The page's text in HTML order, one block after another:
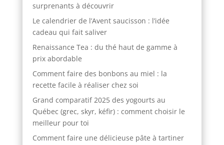
surprenants à découvrir
Le calendrier de l’Avent saucisson : l’idée
cadeau qui fait saliver
Renaissance Tea : du thé haut de gamme à
prix abordable
Comment faire des bonbons au miel : la
recette facile à réaliser chez soi
Grand comparatif 2025 des yogourts au
Québec (grec, skyr, kéfir) : comment choisir le
meilleur pour toi
Comment faire une délicieuse pâte à tartiner